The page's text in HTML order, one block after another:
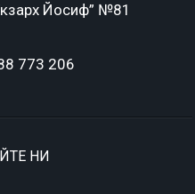
Йосиф” №81
773 206
НИ